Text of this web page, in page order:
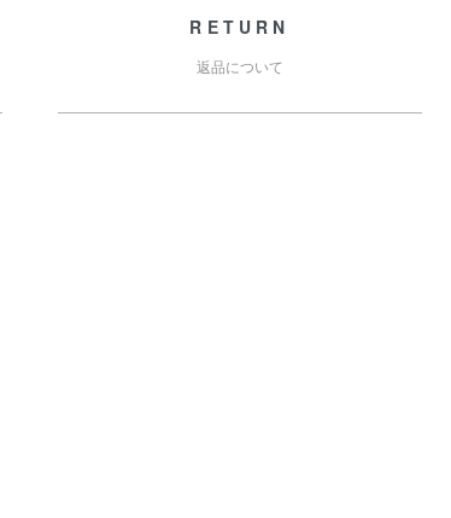
RETURN
返品について